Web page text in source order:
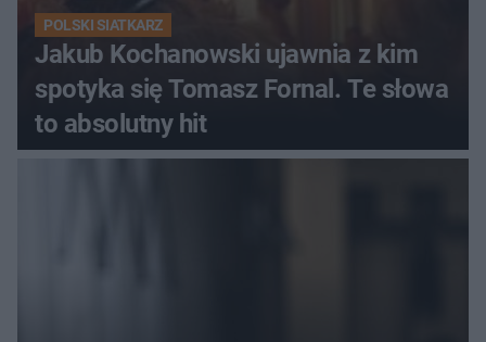
POLSKI SIATKARZ
Jakub Kochanowski ujawnia z kim
spotyka się Tomasz Fornal. Te słowa
to absolutny hit